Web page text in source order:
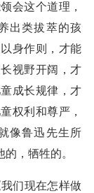
会这个道理，
出类拔萃的孩
身作则，才能
视野开阔，才
成长规律，才
权利和尊严，
像鲁迅先生所
，牺牲的。
们现在怎样做